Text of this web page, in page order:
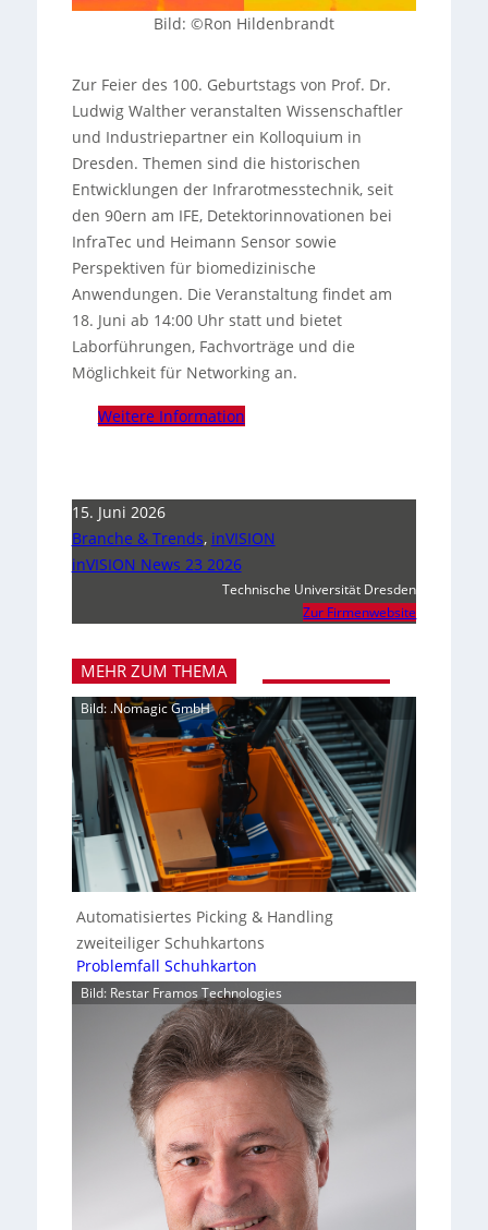
Bild: ©Ron Hildenbrandt
Zur Feier des 100. Geburtstags von Prof. Dr.
Ludwig Walther veranstalten Wissenschaftler
und Industriepartner ein Kolloquium in
Dresden. Themen sind die historischen
Entwicklungen der Infrarotmesstechnik, seit
den 90ern am IFE, Detektorinnovationen bei
InfraTec und Heimann Sensor sowie
Perspektiven für biomedizinische
Anwendungen. Die Veranstaltung findet am
18. Juni ab 14:00 Uhr statt und bietet
Laborführungen, Fachvorträge und die
Möglichkeit für Networking an.
Weitere Information
15. Juni 2026
Branche & Trends, inVISION
inVISION News 23 2026
Technische Universität Dresden
Zur Firmenwebsite
MEHR ZUM THEMA
Bild: .Nomagic GmbH
Automatisiertes Picking & Handling
zweiteiliger Schuhkartons
Problemfall Schuhkarton
Bild: Restar Framos Technologies